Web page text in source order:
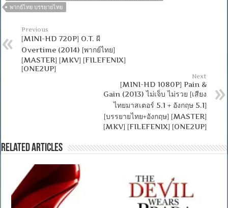
พากย์ไทย บรรยายไทย
Previous
[MINI-HD 720P] O.T. ผี
Overtime (2014) [พากย์ไทย]
[MASTER] [MKV] [FILEFENIX]
[ONE2UP]
Next
[MINI-HD 1080P] Pain &
Gain (2013) ไม่เจ็บ ไม่รวย [เสียง
ไทยมาสเตอร์ 5.1 + อังกฤษ 5.1]
[บรรยายไทย+อังกฤษ] [MASTER]
[MKV] [FILEFENIX] [ONE2UP]
Related Articles